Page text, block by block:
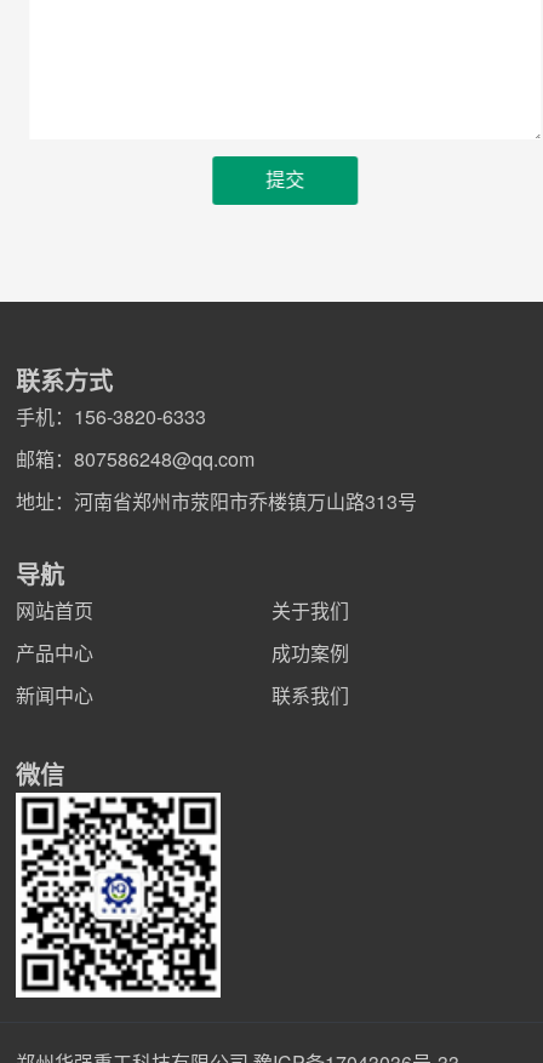
联系方式
手机： 156-3820-6333
邮箱：807586248@qq.com
地址：河南省郑州市荥阳市乔楼镇万山路313号
导航
网站首页
关于我们
产品中心
成功案例
新闻中心
联系我们
微信